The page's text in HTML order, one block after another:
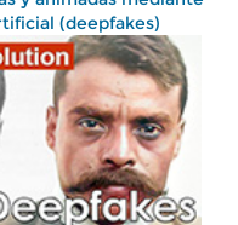
(deepfakes)